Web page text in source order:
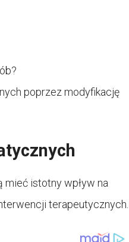
poprzez modyfikację
istotny wpływ na
terapeutycznych.